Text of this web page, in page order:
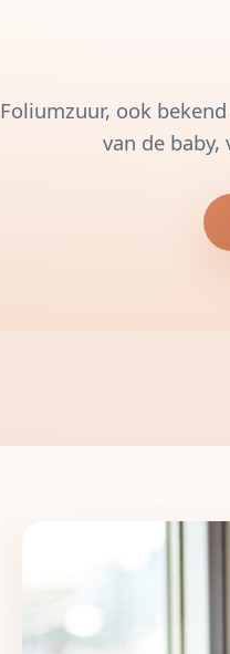
Foliumzuur, ook
van de